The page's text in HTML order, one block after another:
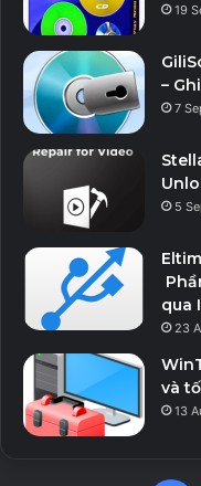
19
–
7
5
qua
23
và
13